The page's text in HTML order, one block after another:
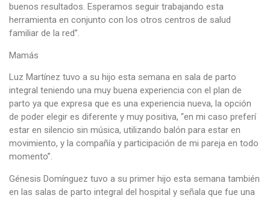
buenos resultados. Esperamos seguir trabajando esta
herramienta en conjunto con los otros centros de salud
familiar de la red”.
Mamás
Luz Martínez tuvo a su hijo esta semana en sala de parto
integral teniendo una muy buena experiencia con el plan de
parto ya que expresa que es una experiencia nueva, la opción
de poder elegir es diferente y muy positiva, “en mi caso preferí
estar en silencio sin música, utilizando balón para estar en
movimiento, y la compañía y participación de mi pareja en todo
momento”.
Génesis Domínguez tuvo a su primer hijo esta semana también
en las salas de parto integral del hospital y señala que fue una